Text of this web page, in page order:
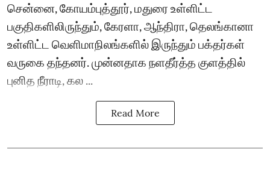
சென்னை, கோயம்புத்தூர், மதுரை உள்ளிட்ட
பகுதிகளிலிருந்தும், கேரளா, ஆந்திரா, தெலங்கானா
உள்ளிட்ட வெளிமாநிலங்களில் இருந்தும் பக்தர்கள்
வருகை தந்தனர். முன்னதாக நளதீர்த்த குளத்தில்
புனித நீராடி, கல ...
Read More